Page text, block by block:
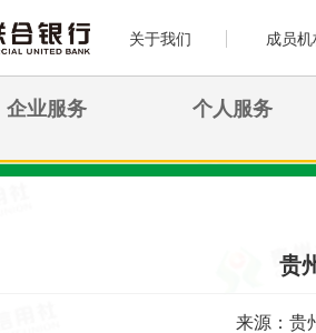
关于我们 成员机
企业服务 个人服务
农信公告
贵
来源：贵